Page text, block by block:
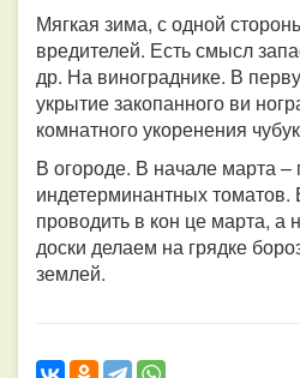
Мягкая зима, с одной
вредителей. Есть смысл
др. На винограднике. В
укрытие закопанного ви
комнатного укоренения
В огороде. В начале марта
индетерминантных
проводить в кон це марта, а
доски делаем на грядке
землей.